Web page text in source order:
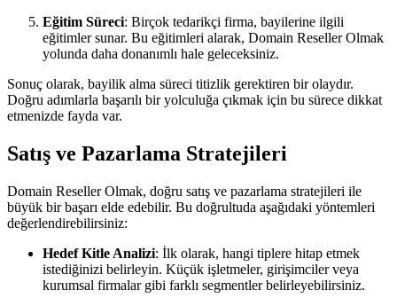
Eğitim Süreci: Birçok tedarikçi firma, bayilerine ilgili
eğitimler sunar. Bu eğitimleri alarak, Domain Reseller Olmak
yolunda daha donanımlı hale geleceksiniz.
Sonuç olarak, bayilik alma süreci titizlik gerektiren bir olaydır.
Doğru adımlarla başarılı bir yolculuğa çıkmak için bu sürece dikkat
etmenizde fayda var.
Satış ve Pazarlama Stratejileri
Domain Reseller Olmak, doğru satış ve pazarlama stratejileri ile
büyük bir başarı elde edebilir. Bu doğrultuda aşağıdaki yöntemleri
değerlendirebilirsiniz:
Hedef Kitle Analizi: İlk olarak, hangi tiplere hitap etmek
istediğinizi belirleyin. Küçük işletmeler, girişimciler veya
kurumsal firmalar gibi farklı segmentler belirleyebilirsiniz.